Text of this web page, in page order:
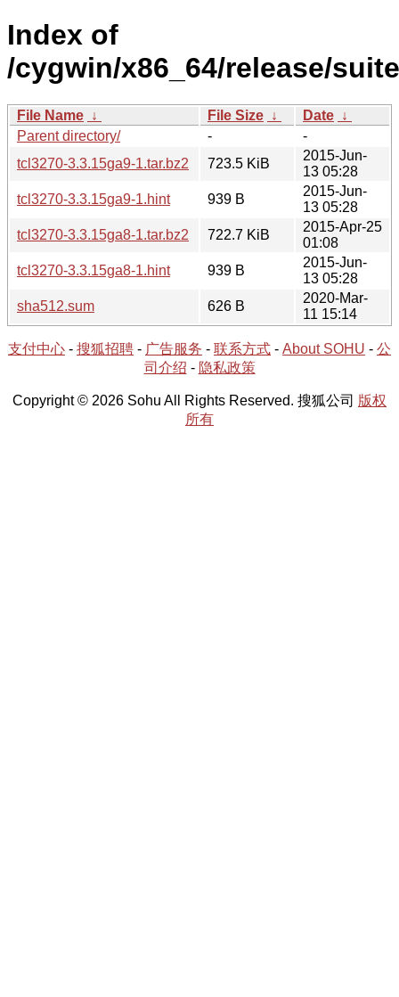
Index of
/cygwin/x86_64/release/
File Name ↓ File Size ↓ Date ↓
Parent directory/
-
-
tcl3270-3.3.15ga9-1.tar.bz2
723.5 KiB
2015-Jun-
13 05:28
tcl3270-3.3.15ga9-1.hint
939 B
2015-Jun-
13 05:28
tcl3270-3.3.15ga8-1.tar.bz2
722.7 KiB
2015-Apr-25
01:08
tcl3270-3.3.15ga8-1.hint
939 B
2015-Jun-
13 05:28
sha512.sum
626 B
2020-Mar-
11 15:14
支付中心 - 搜狐招聘 - 广告服务 - 联系方式 - About SOHU - 公
司介绍 - 隐私政策
Copyright © 2026 Sohu All Rights Reserved. 搜狐公司 版权
所有